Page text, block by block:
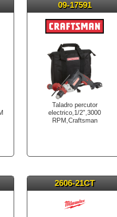
09-17591
Taladro percutor
electrico,1/2",3000
RPM,Craftsman
2606-21CT